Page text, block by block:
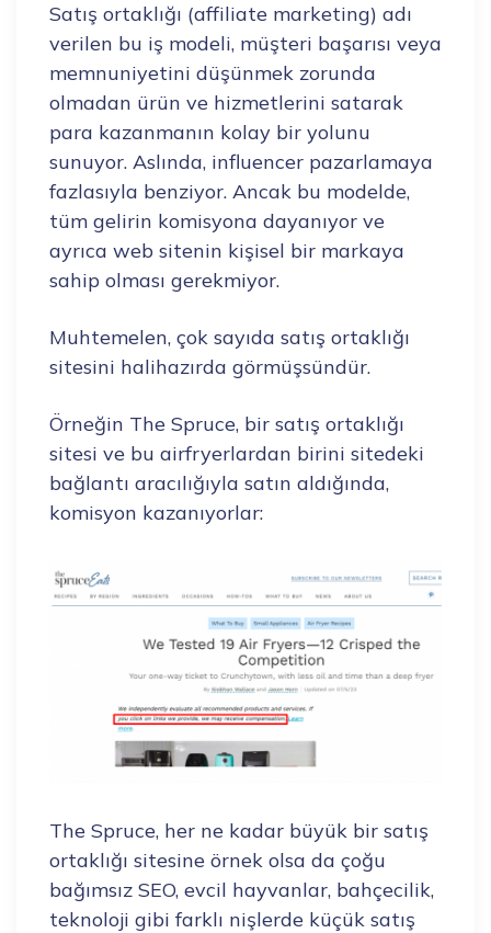
Satış ortaklığı (affiliate marketing) adı
verilen bu iş modeli, müşteri başarısı veya
memnuniyetini düşünmek zorunda
olmadan ürün ve hizmetlerini satarak
para kazanmanın kolay bir yolunu
sunuyor. Aslında, influencer pazarlamaya
fazlasıyla benziyor. Ancak bu modelde,
tüm gelirin komisyona dayanıyor ve
ayrıca web sitenin kişisel bir markaya
sahip olması gerekmiyor.
Muhtemelen, çok sayıda satış ortaklığı
sitesini halihazırda görmüşsündür.
Örneğin The Spruce, bir satış ortaklığı
sitesi ve bu airfryerlardan birini sitedeki
bağlantı aracılığıyla satın aldığında,
komisyon kazanıyorlar:
The Spruce, her ne kadar büyük bir satış
ortaklığı sitesine örnek olsa da çoğu
bağımsız SEO, evcil hayvanlar, bahçecilik,
teknoloji gibi farklı nişlerde küçük satış